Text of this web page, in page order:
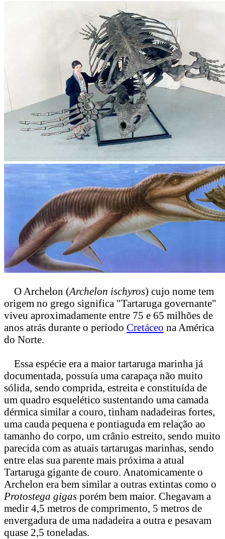
O Archelon (Archelon ischyros) cujo nome tem
origem no grego significa "Tartaruga governante"
viveu aproximadamente entre 75 e 65 milhões de
anos atrás durante o período Cretáceo na América
do Norte.
Essa espécie era a maior tartaruga marinha já
documentada, possuía uma carapaça não muito
sólida, sendo comprida, estreita e constituída de
um quadro esquelético sustentando uma camada
dérmica similar a couro, tinham nadadeiras fortes,
uma cauda pequena e pontiaguda em relação ao
tamanho do corpo, um crânio estreito, sendo muito
parecida com as atuais tartarugas marinhas, sendo
entre elas sua parente mais próxima a atual
Tartaruga gigante de couro. Anatomicamente o
Archelon era bem similar a outras extintas como o
Protostega gigas porém bem maior. Chegavam a
medir 4,5 metros de comprimento, 5 metros de
envergadura de uma nadadeira a outra e pesavam
quase 2,5 toneladas.